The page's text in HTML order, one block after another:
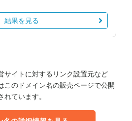
結果を見る
サイトに対するリンク設置元など
このドメイン名の販売ページで公開
れています。